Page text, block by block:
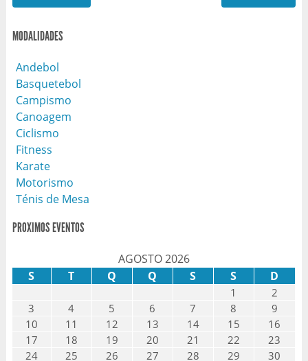
MODALIDADES
Andebol
Basquetebol
Campismo
Canoagem
Ciclismo
Fitness
Karate
Motorismo
Ténis de Mesa
PROXIMOS EVENTOS
AGOSTO 2026
S
T Q Q S S D
1
2
3
4 5 6 7 8
9
10
11 12 13 14 15
16
17
18 19 20 21 22
23
24
25 26 27 28 29 30